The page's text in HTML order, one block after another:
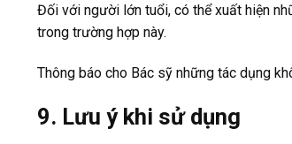
Đối với người lớn tuổi, có thể xuất hiện
trong trường hợp này.
Thông báo cho Bác sỹ những tác dụng
9. Lưu ý khi sử dụng